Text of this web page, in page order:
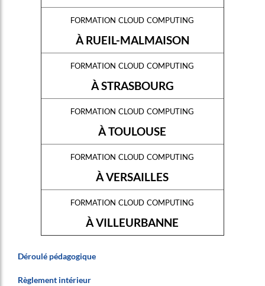
formation cloud computing
À RUEIL-MALMAISON
formation cloud computing
À STRASBOURG
formation cloud computing
À TOULOUSE
formation cloud computing
À VERSAILLES
formation cloud computing
À VILLEURBANNE
Déroulé pédagogique
Règlement intérieur